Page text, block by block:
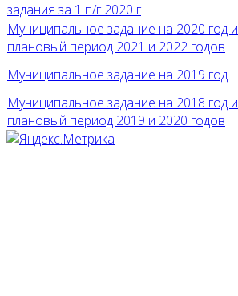
задания за 1 п/г 2020 г
Муниципальное задание на 2020 год и
плановый период 2021 и 2022 годов
Муниципальное задание на 2019 год
Муниципальное задание на 2018 год и
плановый период 2019 и 2020 годов